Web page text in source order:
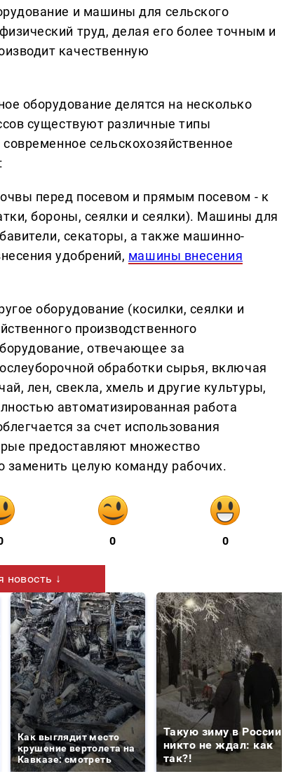
и машины для сельского
труд, делая его более точным и
качественную
оборудование делятся на несколько
существуют различные типы
сельскохозяйственное
перед посевом и прямым посевом - к
бороны, сеялки и сеялки). Машины для
секаторы, а также машинно-
удобрений, машины внесения
оборудование (косилки, сеялки и
производственного
отвечающее за
обработки сырья, включая
лен, свекла, хмель и другие культуры,
автоматизированная работа
за счет использования
предоставляют множество
заменить целую команду рабочих.
0 0
↓
Как выглядит место
крушение вертолета на
Кавказе: смотреть
Такую зиму в России
никто не ждал: как
так?!